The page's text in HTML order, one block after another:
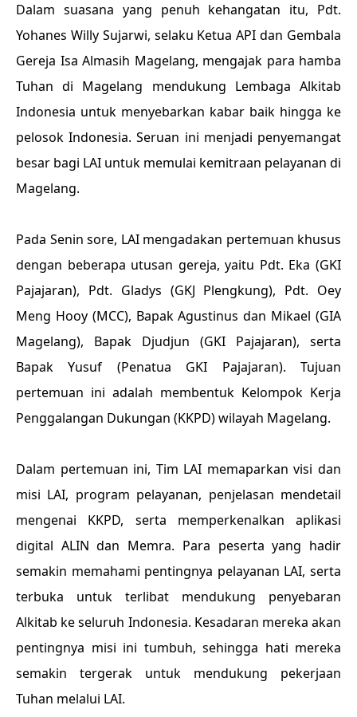
Dalam suasana yang penuh kehangatan itu, Pdt.
Yohanes Willy Sujarwi, selaku Ketua API dan Gembala
Gereja Isa Almasih Magelang, mengajak para hamba
Tuhan di Magelang mendukung Lembaga Alkitab
Indonesia untuk menyebarkan kabar baik hingga ke
pelosok Indonesia. Seruan ini menjadi penyemangat
besar bagi LAI untuk memulai kemitraan pelayanan di
Magelang.
Pada Senin sore, LAI mengadakan pertemuan khusus
dengan beberapa utusan gereja, yaitu Pdt. Eka (GKI
Pajajaran), Pdt. Gladys (GKJ Plengkung), Pdt. Oey
Meng Hooy (MCC), Bapak Agustinus dan Mikael (GIA
Magelang), Bapak Djudjun (GKI Pajajaran), serta
Bapak Yusuf (Penatua GKI Pajajaran). Tujuan
pertemuan ini adalah membentuk Kelompok Kerja
Penggalangan Dukungan (KKPD) wilayah Magelang.
Dalam pertemuan ini, Tim LAI memaparkan visi dan
misi LAI, program pelayanan, penjelasan mendetail
mengenai KKPD, serta memperkenalkan aplikasi
digital ALIN dan Memra. Para peserta yang hadir
semakin memahami pentingnya pelayanan LAI, serta
terbuka untuk terlibat mendukung penyebaran
Alkitab ke seluruh Indonesia. Kesadaran mereka akan
pentingnya misi ini tumbuh, sehingga hati mereka
semakin tergerak untuk mendukung pekerjaan
Tuhan melalui LAI.